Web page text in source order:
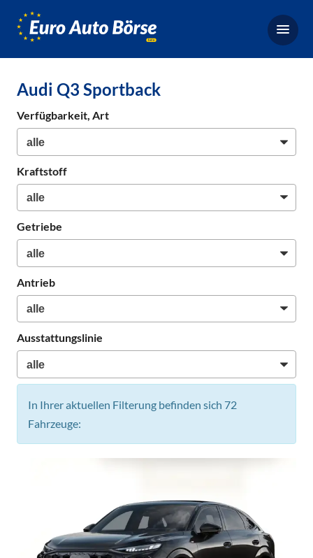
Börse,
für
Neuwagen
Audi Q3 Sportback
Verfügbarkeit, Art
Kraftstoff
Getriebe
Antrieb
Ausstattungslinie
In Ihrer aktuellen Filterung befinden sich 72
Fahrzeuge: